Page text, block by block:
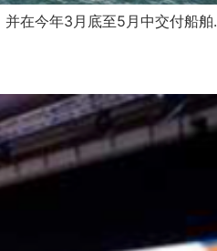
在今年3月底至5月中交付船舶.